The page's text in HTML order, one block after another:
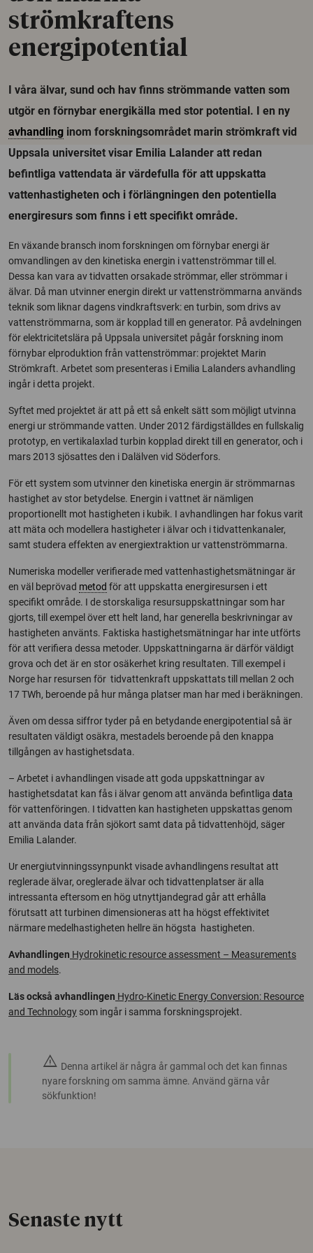
strömkraftens
energipotential
I våra älvar, sund och hav finns strömmande vatten som
utgör en förnybar energikälla med stor potential. I en ny
avhandling inom forskningsområdet marin strömkraft vid
Uppsala universitet visar Emilia Lalander att redan
befintliga vattendata är värdefulla för att uppskatta
vattenhastigheten och i förlängningen den potentiella
energiresurs som finns i ett specifikt område.
En växande bransch inom forskningen om förnybar energi är
omvandlingen av den kinetiska energin i vattenströmmar till el.
Dessa kan vara av tidvatten orsakade strömmar, eller strömmar i
älvar. Då man utvinner energin direkt ur vattenströmmarna används
teknik som liknar dagens vindkraftsverk: en turbin, som drivs av
vattenströmmarna, som är kopplad till en generator. På avdelningen
för elektricitetslära på Uppsala universitet pågår forskning inom
förnybar elproduktion från vattenströmmar: projektet Marin
Strömkraft. Arbetet som presenteras i Emilia Lalanders avhandling
ingår i detta projekt.
Syftet med projektet är att på ett så enkelt sätt som möjligt utvinna
energi ur strömmande vatten. Under 2012 färdigställdes en fullskalig
prototyp, en vertikalaxlad turbin kopplad direkt till en generator, och i
mars 2013 sjösattes den i Dalälven vid Söderfors.
För ett system som utvinner den kinetiska energin är strömmarnas
hastighet av stor betydelse. Energin i vattnet är nämligen
proportionellt mot hastigheten i kubik. I avhandlingen har fokus varit
att mäta och modellera hastigheter i älvar och i tidvattenkanaler,
samt studera effekten av energiextraktion ur vattenströmmarna.
Numeriska modeller verifierade med vattenhastighetsmätningar är
en väl beprövad metod för att uppskatta energiresursen i ett
specifikt område. I de storskaliga resursuppskattningar som har
gjorts, till exempel över ett helt land, har generella beskrivningar av
hastigheten använts. Faktiska hastighetsmätningar har inte utförts
för att verifiera dessa metoder. Uppskattningarna är därför väldigt
grova och det är en stor osäkerhet kring resultaten. Till exempel i
Norge har resursen för tidvattenkraft uppskattats till mellan 2 och
17 TWh, beroende på hur många platser man har med i beräkningen.
Även om dessa siffror tyder på en betydande energipotential så är
resultaten väldigt osäkra, mestadels beroende på den knappa
tillgången av hastighetsdata.
– Arbetet i avhandlingen visade att goda uppskattningar av
hastighetsdatat kan fås i älvar genom att använda befintliga data
för vattenföringen. I tidvatten kan hastigheten uppskattas genom
att använda data från sjökort samt data på tidvattenhöjd, säger
Emilia Lalander.
Ur energiutvinningssynpunkt visade avhandlingens resultat att
reglerade älvar, oreglerade älvar och tidvattenplatser är alla
intressanta eftersom en hög utnyttjandegrad går att erhålla
förutsatt att turbinen dimensioneras att ha högst effektivitet
närmare medelhastigheten hellre än högsta hastigheten.
Avhandlingen Hydrokinetic resource assessment – Measurements
and models.
Läs också avhandlingen Hydro-Kinetic Energy Conversion: Resource
and Technology som ingår i samma forskningsprojekt.
warning Denna artikel är några år gammal och det kan finnas
nyare forskning om samma ämne. Använd gärna vår
sökfunktion!
Senaste nytt